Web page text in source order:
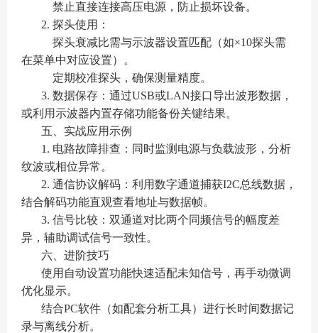
禁止直接连接高压电源，防止损坏设备。
2. 探头使用：
探头衰减比需与示波器设置匹配（如×10探头需
在菜单中对应设置）。
定期校准探头，确保测量精度。
3. 数据保存：通过USB或LAN接口导出波形数据，
或利用示波器内置存储功能备份关键结果。
五、实战应用示例
1. 电路故障排查：同时监测电源与负载波形，分析
纹波或相位异常。
2. 通信协议解码：利用数字通道捕获I2C总线数据，
结合解码功能直观查看地址与数据帧。
3. 信号比较：双通道对比两个同频信号的幅度差
异，辅助调试信号一致性。
六、进阶技巧
使用自动设置功能快速适配未知信号，再手动微调
优化显示。
结合PC软件（如配套分析工具）进行长时间数据记
录与离线分析。